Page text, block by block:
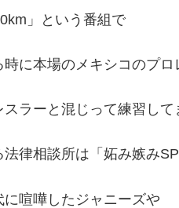
」という番組で
に本場のメキシコのプ
ラーと混じって練習して
律相談所は「妬み嫉み
喧嘩したジャニーズや